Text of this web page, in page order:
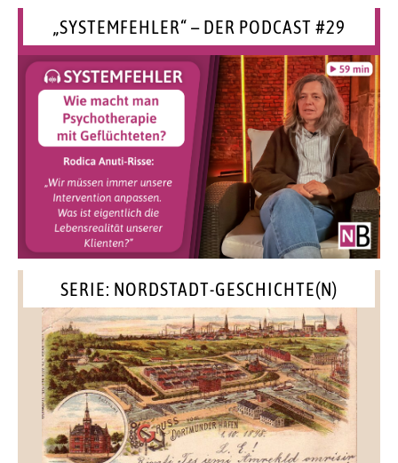
„SYSTEMFEHLER“ – DER PODCAST #29
SERIE: NORDSTADT-GESCHICHTE(N)